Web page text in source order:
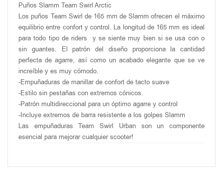
Puños Slamm Team Swirl Arctic
Los puños Team Swirl de 165 mm de Slamm ofrecen el máximo
equilibrio entre confort y control. La longitud de 165 mm es ideal
para todo tipo de riders y se siente muy bien si se usa con o
sin guantes. El patrón del diseño proporciona la cantidad
perfecta de agarre, así como un acabado elegante que se ve
increíble y es muy cómodo.
-Empuñaduras de manillar de confort de tacto suave
-Estilo sin pestañas con extremos cónicos.
-Patrón multidireccional para un óptimo agarre y control
-Incluye extremos de barra resistente a los golpes Slamm
Las empuñaduras Team Swirl Urban son un componente
esencial para mejorar cualquier scooter!